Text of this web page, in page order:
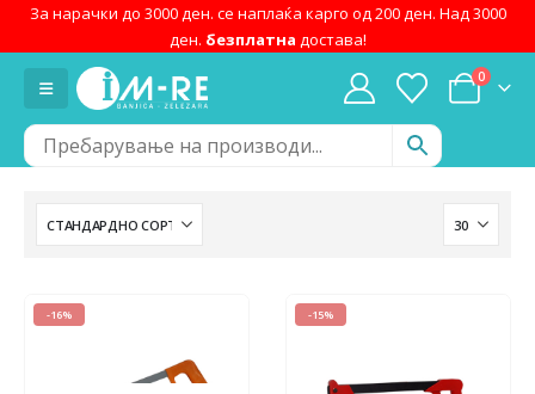
За нарачки до 3000 ден. се наплаќа карго од 200 ден. Над 3000
ден. безплатна достава!
0
-16% -15%